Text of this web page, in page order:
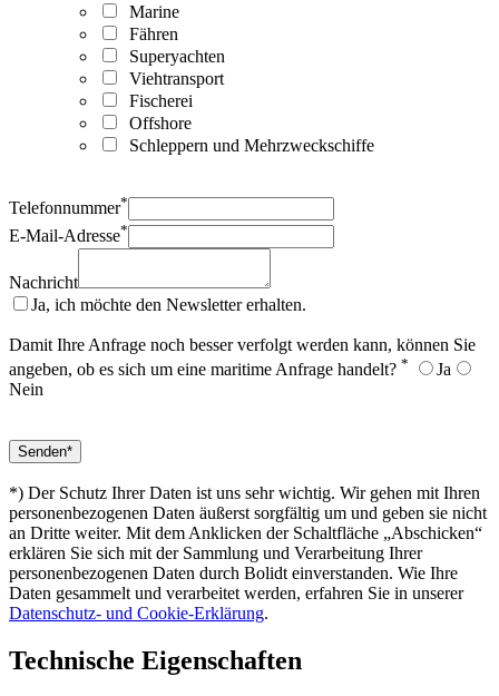
Marine
Fähren
Superyachten
Viehtransport
Fischerei
Offshore
Schleppern und Mehrzweckschiffe
Telefonnummer*
E-Mail-Adresse*
Nachricht
Ja, ich möchte den Newsletter erhalten.
Damit Ihre Anfrage noch besser verfolgt werden kann, können Sie
angeben, ob es sich um eine maritime Anfrage handelt? *
Ja
Nein
*) Der Schutz Ihrer Daten ist uns sehr wichtig. Wir gehen mit Ihren
personenbezogenen Daten äußerst sorgfältig um und geben sie nicht
an Dritte weiter. Mit dem Anklicken der Schaltfläche „Abschicken“
erklären Sie sich mit der Sammlung und Verarbeitung Ihrer
personenbezogenen Daten durch Bolidt einverstanden. Wie Ihre
Daten gesammelt und verarbeitet werden, erfahren Sie in unserer
Datenschutz- und Cookie-Erklärung.
Technische Eigenschaften